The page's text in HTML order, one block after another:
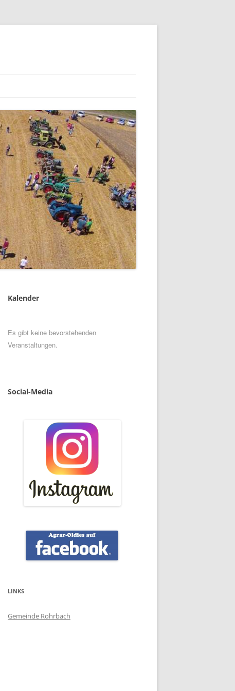
Kalender
Es gibt keine bevorstehenden
Veranstaltungen.
Social-Media
LINKS
Gemeinde Rohrbach